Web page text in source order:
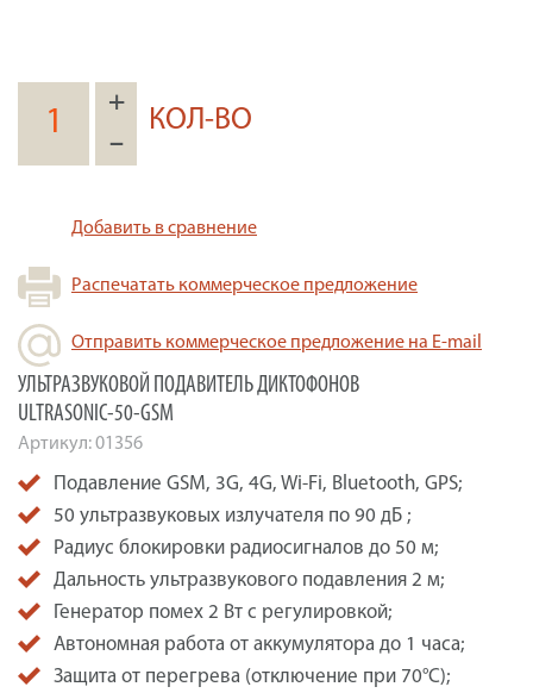
+
–
КОЛ-ВО
Добавить в сравнение
Распечатать коммерческое предложение
Отправить коммерческое предложение на E-mail
УЛЬТРАЗВУКОВОЙ ПОДАВИТЕЛЬ ДИКТОФОНОВ
ULTRASONIC-50-GSM
Артикул:01356
Подавление GSM, 3G, 4G, Wi-Fi, Bluetooth, GPS;
50 ультразвуковых излучателя по 90 дБ ;
Радиус блокировки радиосигналов до 50 м;
Дальность ультразвукового подавления 2 м;
Генератор помех 2 Вт с регулировкой;
Автономная работа от аккумулятора до 1 часа;
Защита от перегрева (отключение при 70°C);